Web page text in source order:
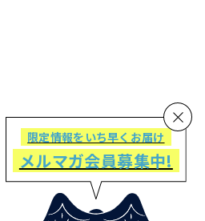
限定情報をいち早くお届け
メルマガ会員募集中!